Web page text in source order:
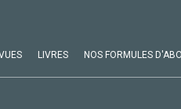
LIVRES NOS FORMULES